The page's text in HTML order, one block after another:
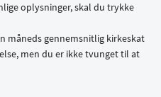
oplysninger, skal du trykke
måneds gennemsnitlig kirkeskat
men du er ikke tvunget til at